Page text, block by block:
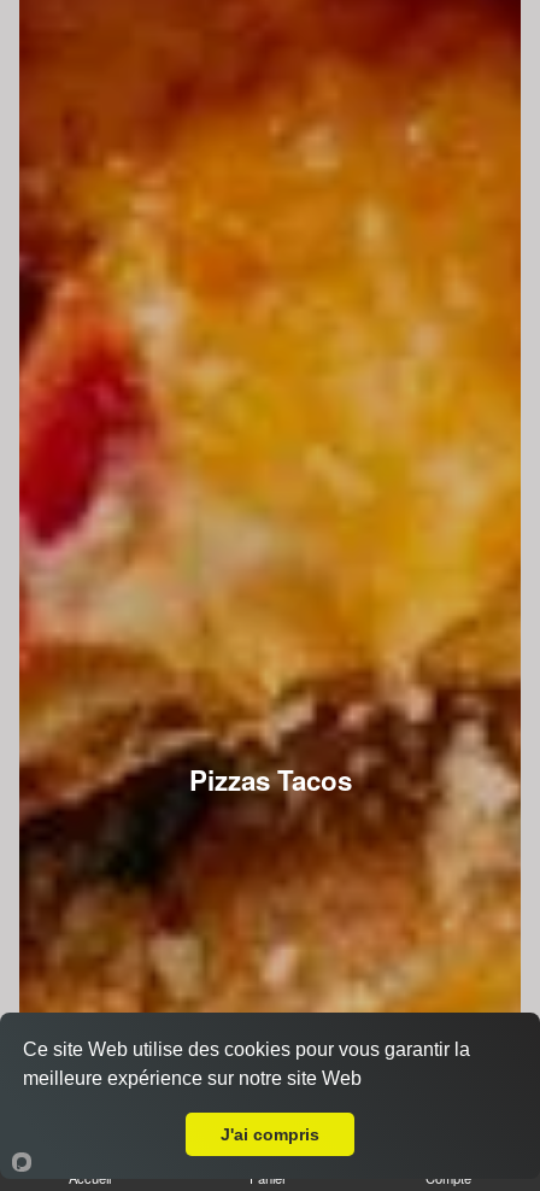
Pizzas Tacos
Accueil Panier Compte
Ce site Web utilise des cookies pour vous garantir la
meilleure expérience sur notre site Web
J'ai compris